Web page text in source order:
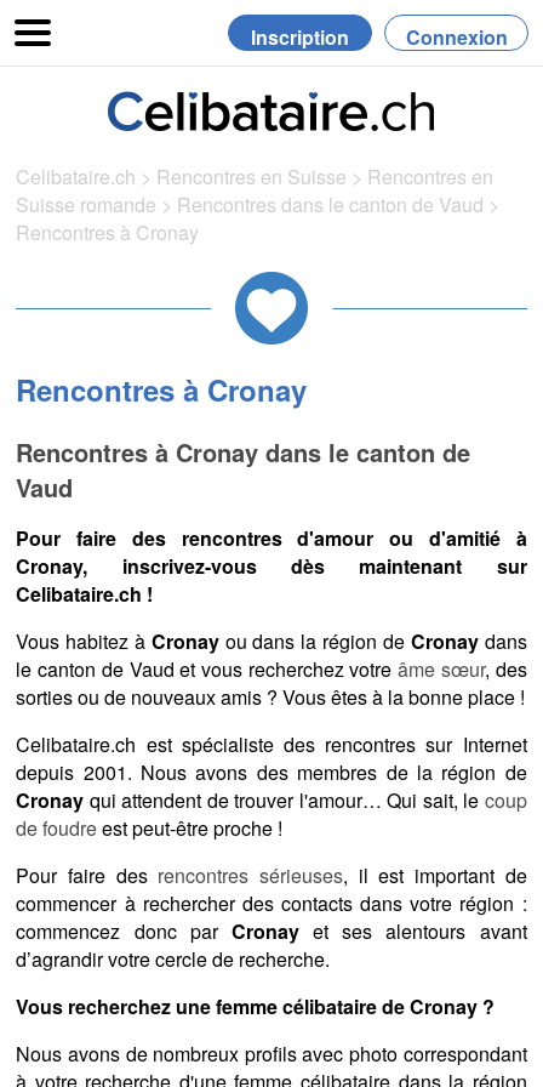
Inscription Connexion
Celibataire.ch > Rencontres en Suisse > Rencontres en
Suisse romande > Rencontres dans le canton de Vaud >
Rencontres à Cronay
Rencontres à Cronay
Rencontres à Cronay dans le canton de
Vaud
Pour faire des rencontres d'amour ou d'amitié à
Cronay, inscrivez-vous dès maintenant sur
Celibataire.ch !
Vous habitez à Cronayou dans la région de Cronaydans
le canton de Vaud et vous recherchez votreâme sœur, des
sorties ou de nouveaux amis ? Vous êtes à la bonne place !
Celibataire.ch est spécialiste des rencontres sur Internet
depuis 2001. Nous avons des membres de la région de
Cronay qui attendent de trouver l'amour… Qui sait, le coup
de foudreest peut-être proche !
Pour faire des rencontres sérieuses, il est important de
commencer à rechercher des contacts dans votre région :
commencez donc par Cronayet ses alentours avant
d’agrandir votre cercle de recherche.
Vous recherchez une femme célibataire de Cronay ?
Nous avons de nombreux profils avec photo correspondant